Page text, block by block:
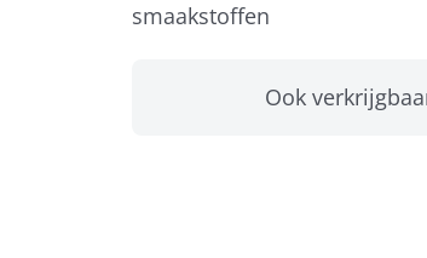
smaakstoffen
Ook